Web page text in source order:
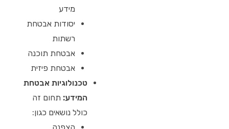
מידע
יסודות אבטחת
רשתות
אבטחת תוכנה
אבטחת פיזית
טכנולוגיות אבטחת
המידע: תחום זה
כולל נושאים כגון:
הצפנה